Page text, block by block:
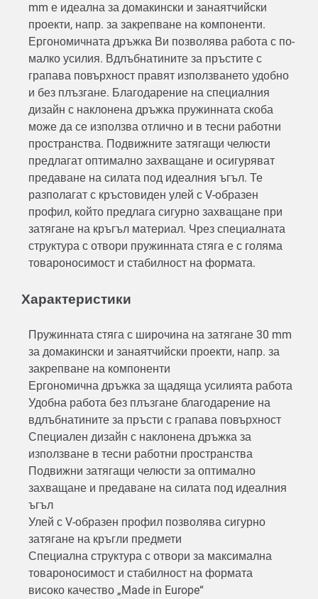
mm е идеална за домакински и занаятчийски
проекти, напр. за закрепване на компоненти.
Ергономичната дръжка Ви позволява работа с по-
малко усилия. Вдлъбнатините за пръстите с
грапава повърхност правят използването удобно
и без плъзгане. Благодарение на специалния
дизайн с наклонена дръжка пружинната скоба
може да се използва отлично и в тесни работни
пространства. Подвижните затягащи челюсти
предлагат оптимално захващане и осигуряват
предаване на силата под идеалния ъгъл. Те
разполагат с кръстовиден улей с V-образен
профил, който предлага сигурно захващане при
затягане на кръгъл материал. Чрез специалната
структура с отвори пружинната стяга е с голяма
товароносимост и стабилност на формата.
Характеристики
Пружинната стяга с широчина на затягане 30 mm
за домакински и занаятчийски проекти, напр. за
закрепване на компоненти
Ергономична дръжка за щадяща усилията работа
Удобна работа без плъзгане благодарение на
вдлъбнатините за пръсти с грапава повърхност
Специален дизайн с наклонена дръжка за
използване в тесни работни пространства
Подвижни затягащи челюсти за оптимално
захващане и предаване на силата под идеалния
ъгъл
Улей с V-образен профил позволява сигурно
затягане на кръгли предмети
Специална структура с отвори за максимална
товароносимост и стабилност на формата
високо качество „Made in Europe“